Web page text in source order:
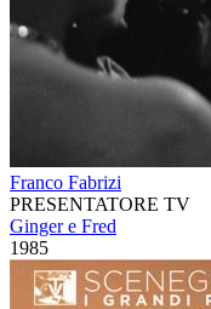
Franco Fabrizi
PRESENTATORE TV
Ginger e Fred
1985